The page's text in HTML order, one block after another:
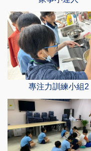
專注力訓練小組2